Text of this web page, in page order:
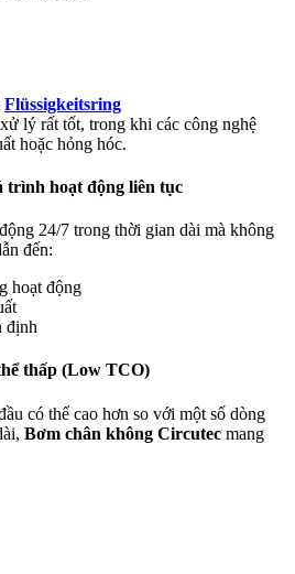
Flüssigkeitsring
xử lý rất tốt, trong khi các công nghệ
hoặc hỏng hóc.
trình hoạt động liên tục
24/7 trong thời gian dài mà không
đến:
hoạt động
định
thấp (Low TCO)
có thể cao hơn so với một số dòng
Bơm chân không Circutec mang